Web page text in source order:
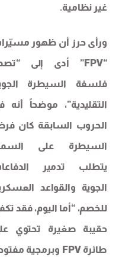
غير نظامية.
ورأى حرز أن ظهور مسيّرات
“FPV” أدى إلى “تصدع
فلسفة السيطرة الجوية
التقليدية”، موضحاً أنه في
الحروب السابقة كان فرض
السيطرة على السماء
يتطلب تدمير الدفاعات
الجوية والقواعد العسكرية
للخصم، “أما اليوم، فقد تكفي
حقيبة صغيرة تحتوي على
طائرة FPV وبرمجية مفتوحة